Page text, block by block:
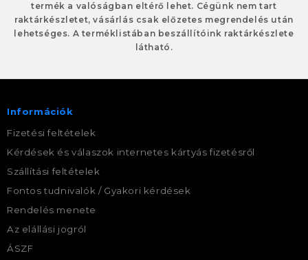
termék a valóságban eltérő lehet. Cégünk nem tart
raktárkészletet, vásárlás csak előzetes megrendelés után
lehetséges. A terméklistában beszállítóink raktárkészlete
látható.
Információk
Fizetési feltételek
Kérdések és válaszok internetes kártyás fizetésről
Szállítási feltételek
Fontos tudnivalók / Gyakori kérdések
Rendelés menete
Az elállási jogról
ÁSZF